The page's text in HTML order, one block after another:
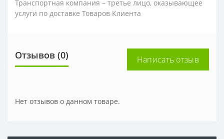
Транспортная компания – третье лицо, оказывающее
услуги по доставке Товаров Клиента
Отзывов (0) Написать отзыв
Нет отзывов о данном товаре.